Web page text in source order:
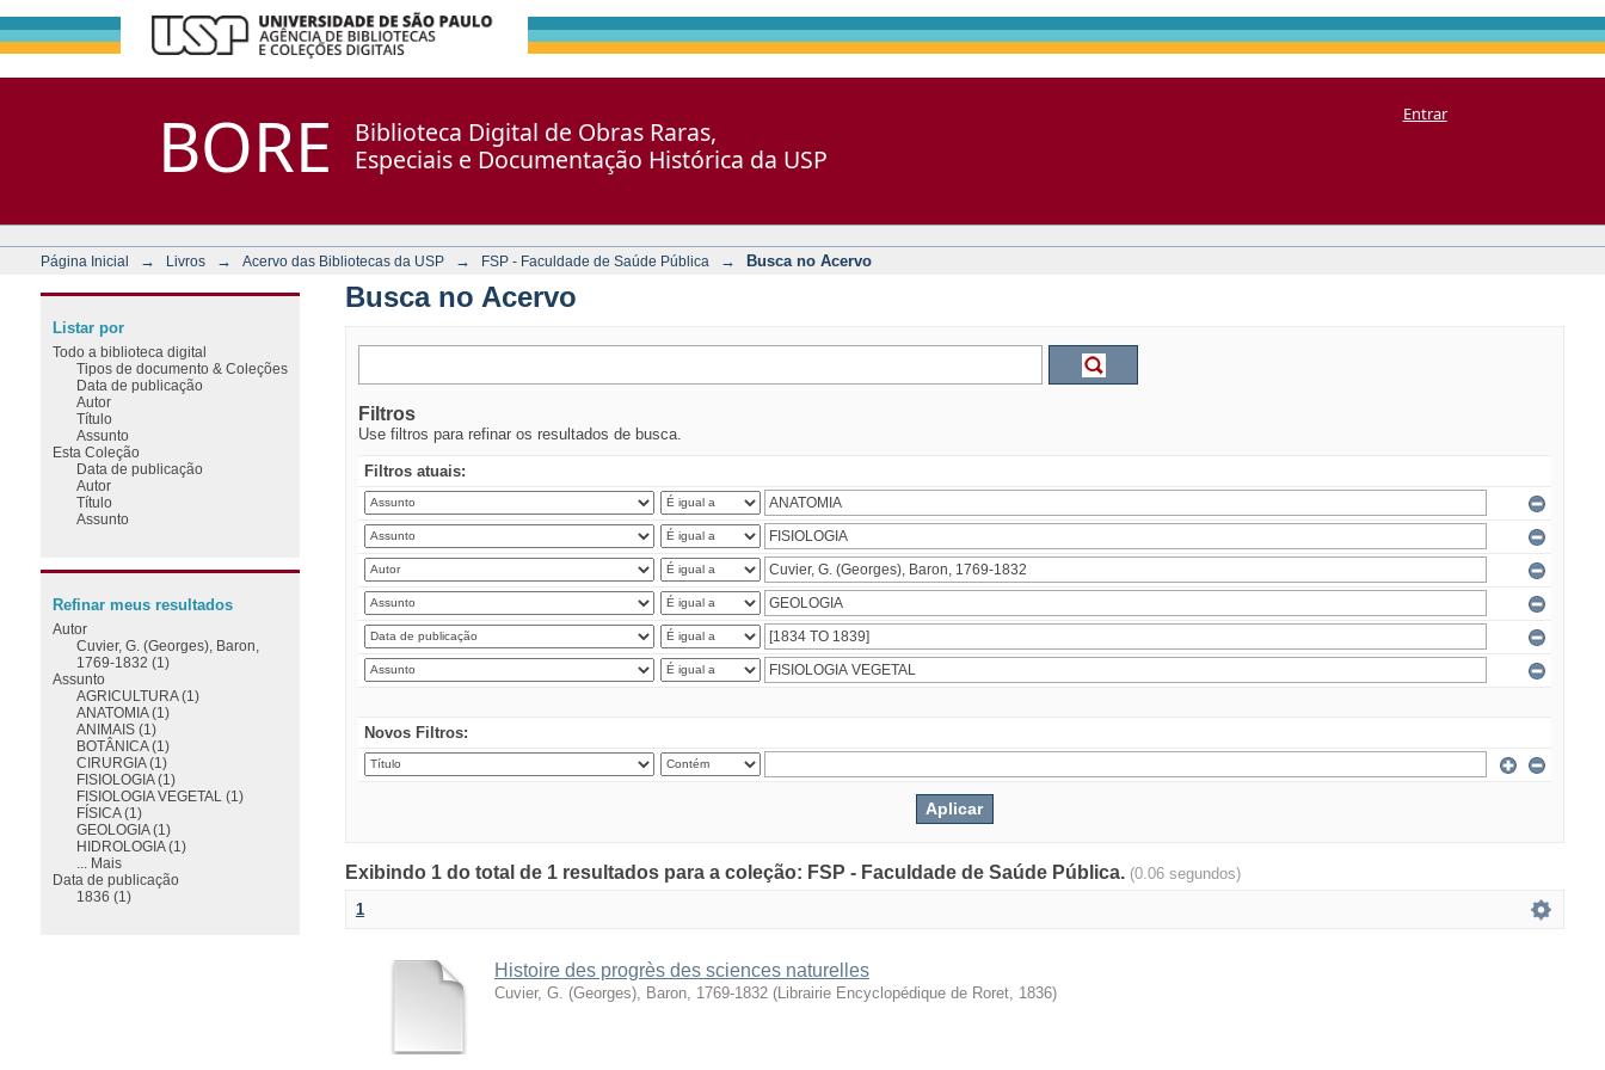
BORE
Biblioteca Digital de Obras Raras,
Especiais e Documentação Histórica da USP
Entrar
Página Inicial → Livros → Acervo das Bibliotecas da USP → FSP - Faculdade de Saúde Pública → Busca no Acervo
Busca no Acervo
Filtros
Use filtros para refinar os resultados de busca.
Filtros atuais:
Novos Filtros:
Exibindo 1 do total de 1 resultados para a coleção: FSP - Faculdade de Saúde Pública. (0.06 segundos)
1
Histoire des progrès des sciences naturelles
Cuvier, G. (Georges), Baron, 1769-1832 (Librairie Encyclopédique de Roret, 1836)
Listar por
Todo a biblioteca digital
Tipos de documento & Coleções
Data de publicação
Autor
Título
Assunto
Esta Coleção
Data de publicação
Autor
Título
Assunto
Refinar meus resultados
Autor
Cuvier, G. (Georges), Baron,
1769-1832 (1)
Assunto
AGRICULTURA (1)
ANATOMIA (1)
ANIMAIS (1)
BOTÂNICA (1)
CIRURGIA (1)
FISIOLOGIA (1)
FISIOLOGIA VEGETAL (1)
FÍSICA (1)
GEOLOGIA (1)
HIDROLOGIA (1)
... Mais
Data de publicação
1836 (1)